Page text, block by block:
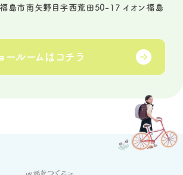
市南矢野目字西荒田50-17 イオン福島
ールームは コチラ